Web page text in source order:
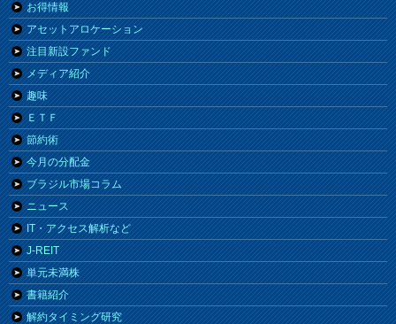
お得情報
アセットアロケーション
注目新設ファンド
メディア紹介
趣味
ＥＴＦ
節約術
今月の分配金
ブラジル市場コラム
ニュース
IT・アクセス解析など
J-REIT
単元未満株
書籍紹介
解約タイミング研究